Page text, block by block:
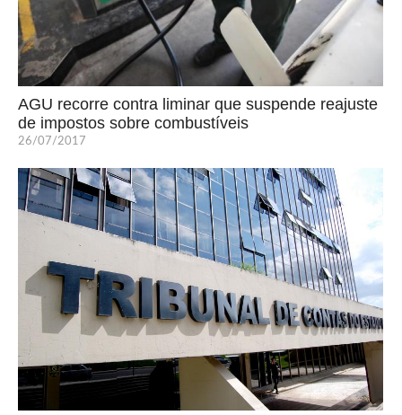
AGU recorre contra liminar que suspende reajuste
de impostos sobre combustíveis
26/07/2017